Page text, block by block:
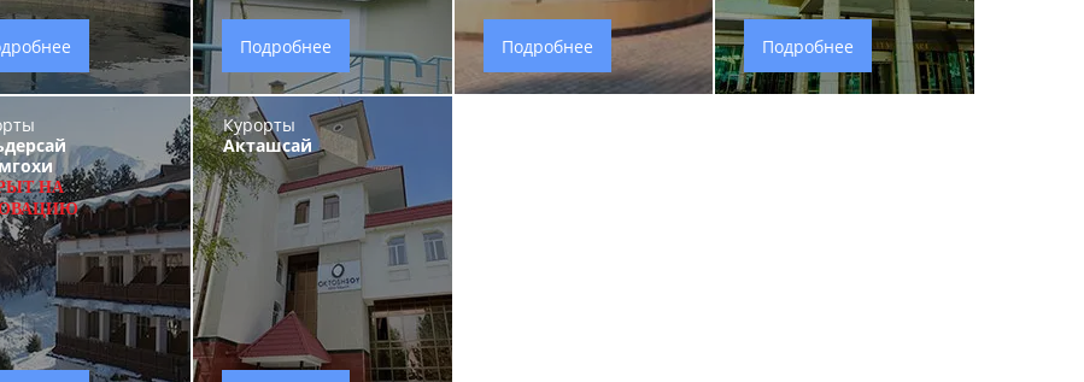
Подробнее Подробнее Подробнее
НА
Курорты
Акташсай